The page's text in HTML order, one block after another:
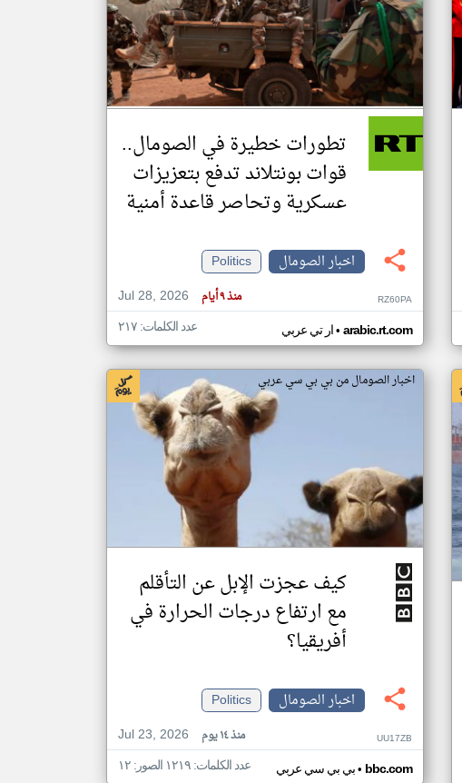
تغيير الدولة
مصادر الأخبار من الصومال
اخبار الصومال على مدار الساعة
أهم اخبار الصومال العاجلة والمباشرة
تطورات خطيرة في الصومال..
قوات بونتلاند تدفع بتعزيزات
عسكرية وتحاصر قاعدة أمنية
اخبار الصومال
Politics
Jul 28, 2026
منذ ٩ أيام RZ60PA
ار تي عربي• arabic.rt.com عدد الكلمات: ٢١٧
اخبار الصومال من بي بي سي عربي
كيف عجزت الإبل عن التأقلم
مع ارتفاع درجات الحرارة في
أفريقيا؟
اخبار الصومال
Politics
Jul 23, 2026
منذ ١٤ يوم UU17ZB
بي بي سي عربي• bbc.com عدد الكلمات: ١٢١٩ الصور: ١٢
klyoum.com